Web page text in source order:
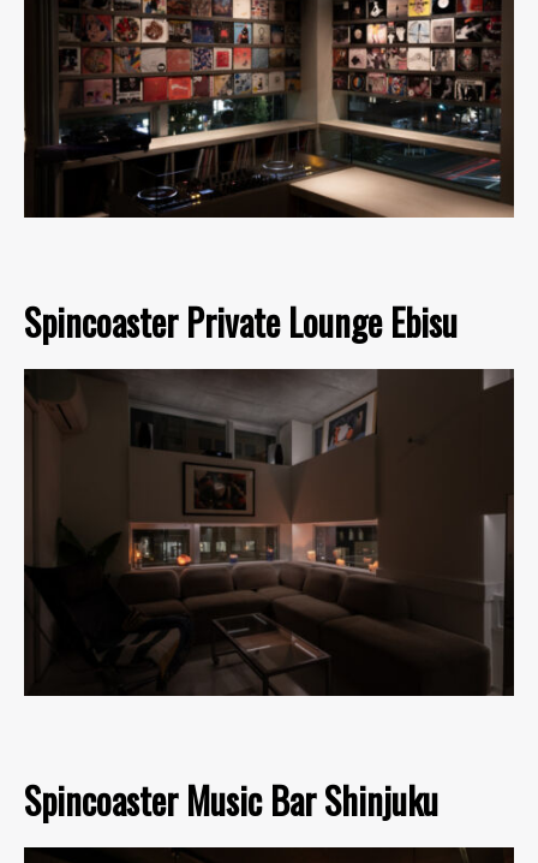
Spincoaster Private Lounge Ebisu
Spincoaster Music Bar Shinjuku